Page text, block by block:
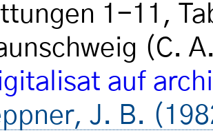
1-11,
(C.
auf
J. B.